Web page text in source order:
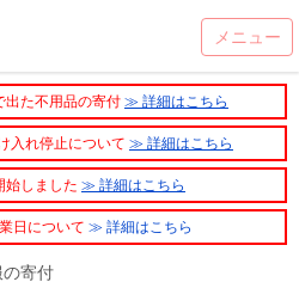
出た不用品の寄付 ≫ 詳細はこちら
入れ停止について ≫ 詳細はこちら
始しました ≫ 詳細はこちら
日について ≫ 詳細はこちら
寄付